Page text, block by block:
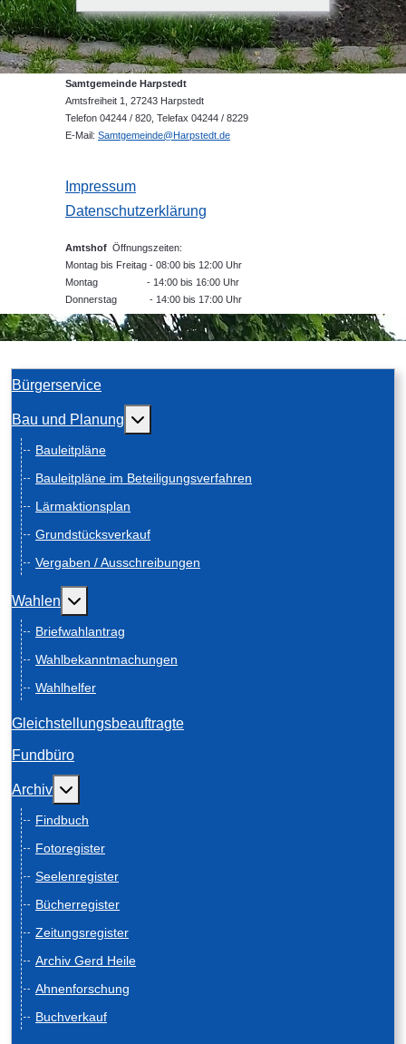
Samtgemeinde Harpstedt
Amtsfreiheit 1, 27243 Harpstedt
Telefon 04244 / 820, Telefax 04244 / 8229
E-Mail: Samtgemeinde@Harpstedt.de
Impressum
Datenschutzerklärung
Amtshof Öffnungszeiten:
Montag bis Freitag - 08:00 bis 12:00 Uhr
Montag - 14:00 bis 16:00 Uhr
Donnerstag - 14:00 bis 17:00 Uhr
Bürgerservice
Bau und Planung Weitere Informationen: Bau und Planung
Bauleitpläne
Bauleitpläne im Beteiligungsverfahren
Lärmaktionsplan
Grundstücksverkauf
Vergaben / Ausschreibungen
Wahlen Weitere Informationen: Wahlen
Briefwahlantrag
Wahlbekanntmachungen
Wahlhelfer
Gleichstellungsbeauftragte
Fundbüro
Archiv Weitere Informationen: Archiv
Findbuch
Fotoregister
Seelenregister
Bücherregister
Zeitungsregister
Archiv Gerd Heile
Ahnenforschung
Buchverkauf